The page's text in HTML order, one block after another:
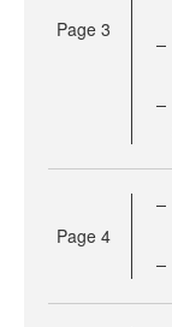
Page 3
Page 4